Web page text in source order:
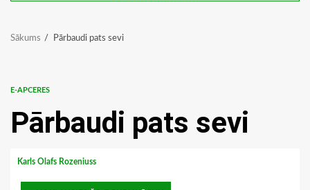
Sākums Pārbaudi pats sevi
E-APCERES
Pārbaudi pats sevi
Karls Olafs Rozeniuss